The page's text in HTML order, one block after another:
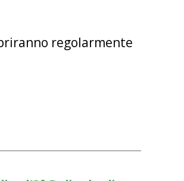
regolarmente